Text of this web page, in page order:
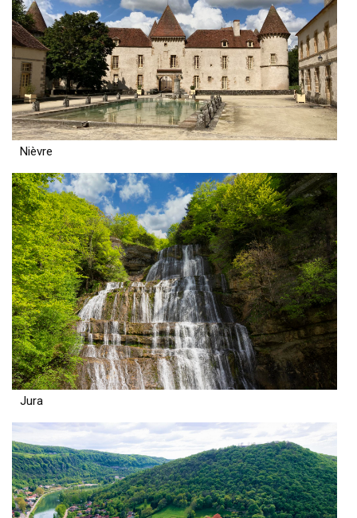
Nièvre
Jura